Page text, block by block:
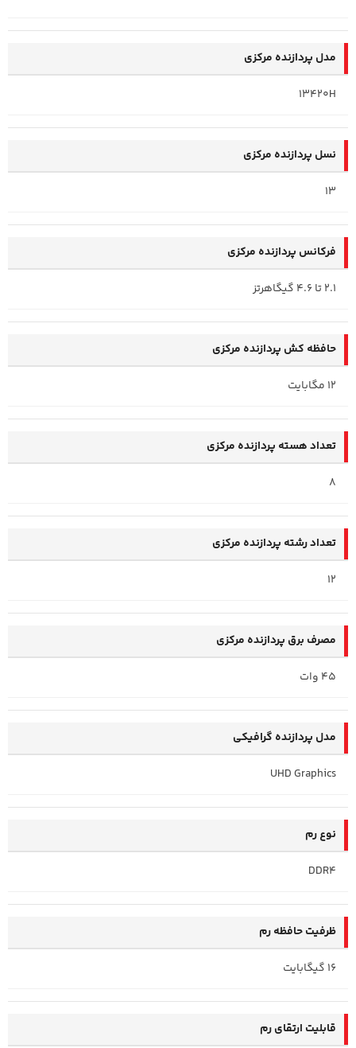
مدل پردازنده مرکزی
13420H
نسل پردازنده مرکزی
13
فرکانس پردازنده‌ مرکزی
2.1 تا 4.6 گیگاهرتز
حافظه کش پردازنده مرکزی
12 مگابایت
تعداد هسته پردازنده مرکزی
8
تعداد رشته پردازنده مرکزی
12
مصرف برق پردازنده مرکزی
45 وات
مدل پردازنده گرافیکی
UHD Graphics
نوع رم
DDR4
ظرفیت حافظه رم
16 گیگابایت
قابلیت ارتقای رم